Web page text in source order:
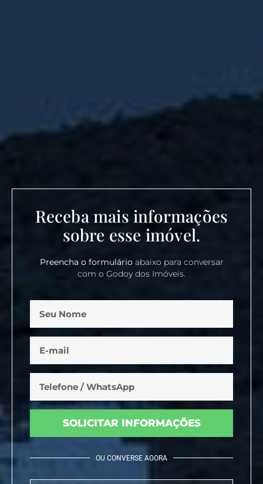
Receba mais informações
sobre esse imóvel.
Preencha o formulárioabaixo para conversar
com o Godoy dos Imóveis.
SOLICITAR INFORMAÇÕES
OU CONVERSE AGORA